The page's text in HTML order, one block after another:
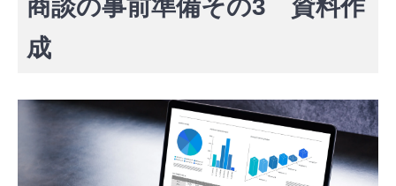
商談の事前準備その3 資料作
成